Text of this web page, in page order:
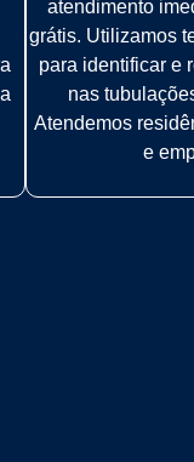
atendimento
grátis. Utilizamos
para identificar e
nas
Atendemos
e